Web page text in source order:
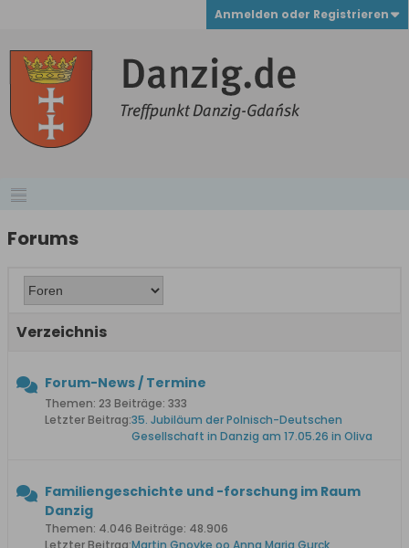
Anmelden oder Registrieren
Forums
Verzeichnis
Forum-News / Termine
Themen: 23 Beiträge: 333
Letzter Beitrag:35. Jubiläum der Polnisch-Deutschen
Gesellschaft in Danzig am 17.05.26 in Oliva
Familiengeschichte und -forschung im Raum
Danzig
Themen: 4.046 Beiträge: 48.906
Letzter Beitrag:Martin Gnoyke oo Anna Maria Gurck